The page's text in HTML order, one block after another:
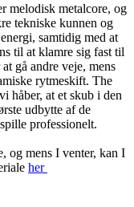
melodisk metalcore, og
tekniske kunnen og
samtidig med at
til at klamre sig fast til
gå andre veje, mens
rytmeskift. The
håber, at et skub i den
udbytte af de
professionelt.
og mens I venter, kan I
her